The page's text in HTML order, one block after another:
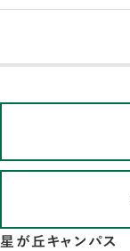
星が丘キャンパス